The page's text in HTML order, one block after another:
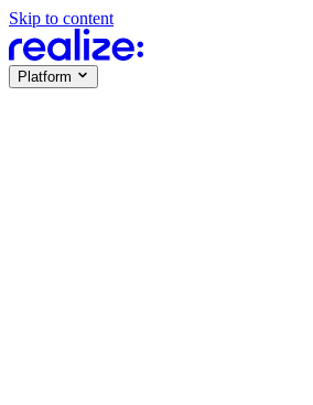
Skip to content
Platform